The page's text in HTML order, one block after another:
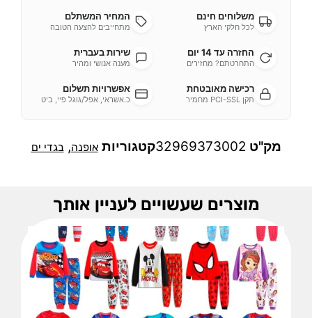
משלוחים חינם
לכל חלקי הארץ
המחיר המשתלם
מתחייבים להצעה הטובה
החזרה עד 14 יום
התחרטתם? מחזירים
שירות בעברית
מענה אנושי ומהיר
רכישה מאובטחת
תקן PCI-SSL מחמיר
אפשרויות תשלום
כ.אשראי, אפל/גוגל פיי, ביט
מק"ט 32969373002קטגוריות אופנה, בגדי ים
מוצרים שעשויים לעניין אותך